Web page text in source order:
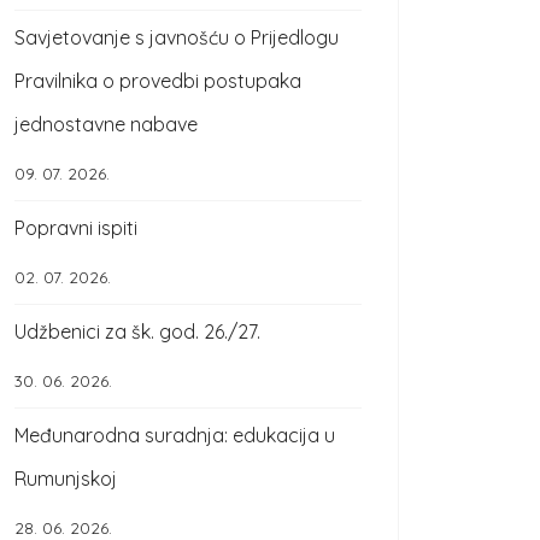
Savjetovanje s javnošću o Prijedlogu
Pravilnika o provedbi postupaka
jednostavne nabave
09. 07. 2026.
Popravni ispiti
02. 07. 2026.
Udžbenici za šk. god. 26./27.
30. 06. 2026.
Međunarodna suradnja: edukacija u
Rumunjskoj
28. 06. 2026.